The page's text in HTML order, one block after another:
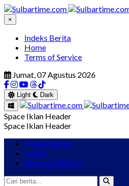
×
Indeks Berita
Home
Terms of Service
Jumat, 07 Agustus 2026
Light Dark
Space Iklan Header
Space Iklan Header
Indeks Berita
Home
Terms of Service